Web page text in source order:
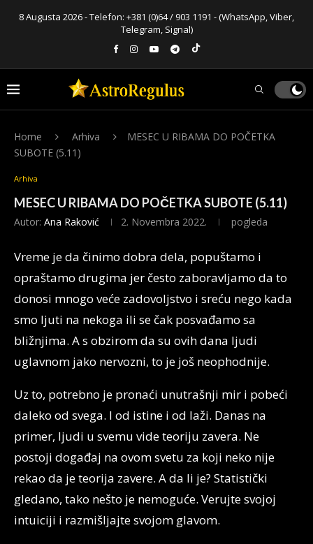
8 Augusta 2026 - Telefon: +381 (0)64 / 903 1191 - (WhatsApp, Viber,
Telegram, Signal)
Home Arhiva
MESEC U RIBAMA DO POČETKA
SUBOTE (5.11)
Arhiva
MESEC U RIBAMA DO POČETKA SUBOTE (5.11)
Autor: Ana Raković 2. Novembra 2022. pogleda
Vreme je da činimo dobra dela, popuštamo i
opraštamo drugima jer često zaboravljamo da to
donosi mnogo veće zadovoljstvo i sreću nego kada
smo ljuti na nekoga ili se čak posvađamo sa
bližnjima. A s obzirom da su ovih dana ljudi
uglavnom jako nervozni, to je još neophodnije.
Uz to, potrebno je pronaći unutrašnji mir i pobeći
daleko od svega. I od istine i od laži. Danas na
primer, ljudi u svemu vide teoriju zavera. Ne
postoji događaj na ovom svetu za koji neko nije
rekao da je teorija zavere. A da li je? Statistički
gledano, tako nešto je nemoguće. Verujte svojoj
intuiciji i razmišljajte svojom glavom.